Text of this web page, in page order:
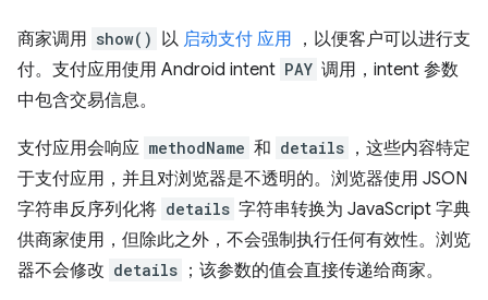
商家调用 show() 以 启动支付 应用 ，以便客户可以进行支
付。支付应用使用 Android intent PAY 调用，intent 参数
中包含交易信息。
支付应用会响应 methodName 和 details ，这些内容特定
于支付应用，并且对浏览器是不透明的。浏览器使用 JSON
字符串反序列化将 details 字符串转换为 JavaScript 字典
供商家使用，但除此之外，不会强制执行任何有效性。浏览
器不会修改 details ；该参数的值会直接传递给商家。